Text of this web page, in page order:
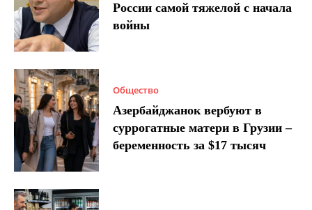
России самой тяжелой с начала
войны
Общество
Азербайджанок вербуют в
суррогатные матери в Грузии –
беременность за $17 тысяч